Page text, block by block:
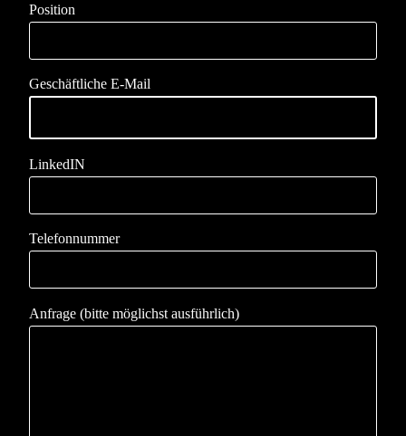
Position
Geschäftliche E-Mail
LinkedIN
Telefonnummer
Anfrage (bitte möglichst ausführlich)